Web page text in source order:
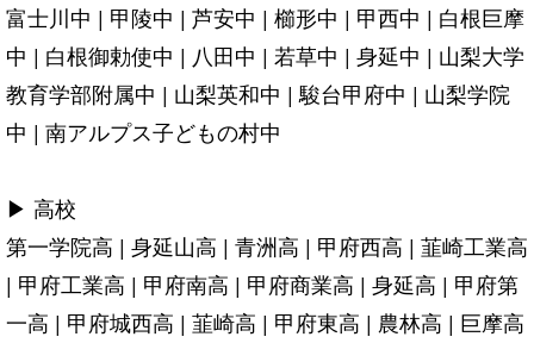
富士川中 | 甲陵中 | 芦安中 | 櫛形中 | 甲西中 | 白根巨摩
中 | 白根御勅使中 | 八田中 | 若草中 | 身延中 | 山梨大学
教育学部附属中 | 山梨英和中 | 駿台甲府中 | 山梨学院
中 | 南アルプス子どもの村中
▶ 高校
第一学院高 | 身延山高 | 青洲高 | 甲府西高 | 韮崎工業高
| 甲府工業高 | 甲府南高 | 甲府商業高 | 身延高 | 甲府第
一高 | 甲府城西高 | 韮崎高 | 甲府東高 | 農林高 | 巨摩高